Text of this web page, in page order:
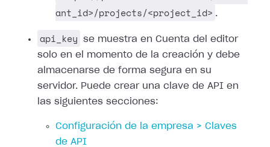
ant_id>/projects/<project_id> .
api_key
se muestra en Cuenta del editor
solo en el momento de la creación y debe
almacenarse de forma segura en su
servidor. Puede crear una clave de API en
las siguientes secciones:
Configuración de la empresa > Claves
de API